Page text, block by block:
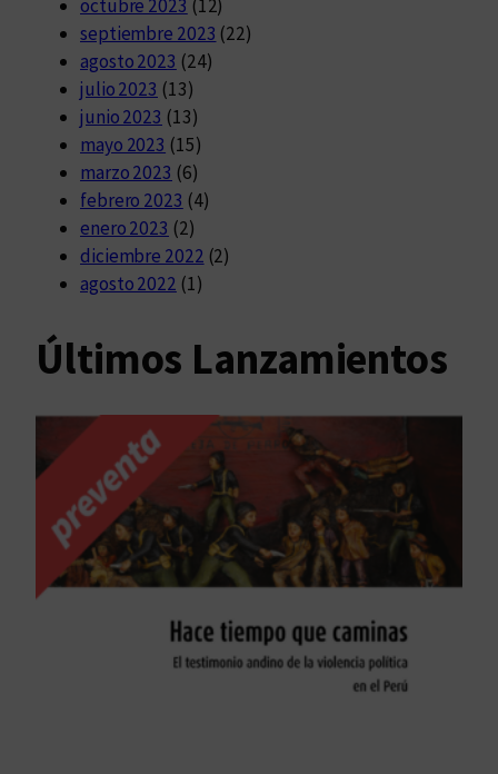
octubre 2023 (12)
septiembre 2023 (22)
agosto 2023 (24)
julio 2023 (13)
junio 2023 (13)
mayo 2023 (15)
marzo 2023 (6)
febrero 2023 (4)
enero 2023 (2)
diciembre 2022 (2)
agosto 2022 (1)
Últimos Lanzamientos